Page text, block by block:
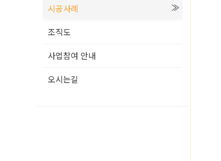
시공사례
조직도
사업참여 안내
오시는길